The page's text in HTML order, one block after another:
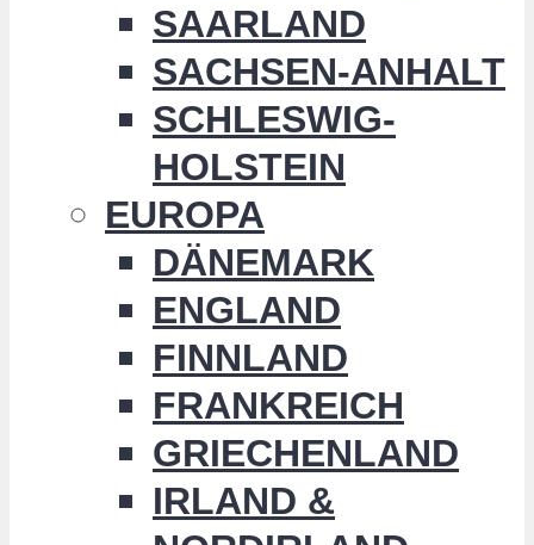
SAARLAND
SACHSEN-ANHALT
SCHLESWIG-
HOLSTEIN
EUROPA
DÄNEMARK
ENGLAND
FINNLAND
FRANKREICH
GRIECHENLAND
IRLAND &